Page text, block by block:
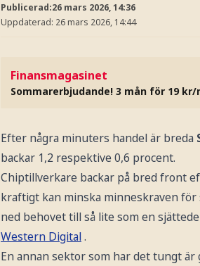
Publicerad:26 mars 2026, 14:36
Uppdaterad: 26 mars 2026, 14:44
Finansmagasinet
Sommarerbjudande! 3 mån för 19 kr/
Efter några minuters handel är breda
backar 1,2 respektive 0,6 procent.
Chiptillverkare backar på bred front
kraftigt kan minska minneskraven för
ned behovet till så lite som en
Western Digital.
En annan sektor som har det tungt